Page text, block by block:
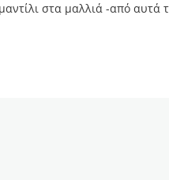
στα μαλλιά -από αυτά